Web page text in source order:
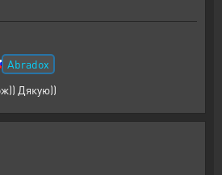
Abradox
Дякую))